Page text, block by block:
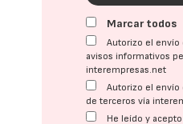
Marcar todos
Autorizo el
avisos informativos
interempresas.net
Autorizo el
de terceros vía
He leído y